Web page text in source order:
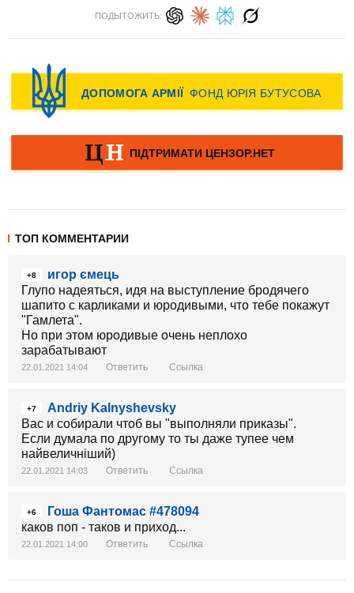
ПОДЫТОЖИТЬ:
ТОП КОММЕНТАРИИ
+8
игор ємець
Глупо надеяться, идя на выступление бродячего
шапито с карликами и юродивыми, что тебе покажут
"Гамлета".
Но при этом юродивые очень неплохо
зарабатывают
22.01.2021 14:04 Ответить Ссылка
+7
Andriy Kalnyshevsky
Вас и собирали чтоб вы "выполняли приказы".
Если думала по другому то ты даже тупее чем
найвеличніший)
22.01.2021 14:03 Ответить Ссылка
+6
Гоша Фантомас #478094
каков поп - таков и приход...
22.01.2021 14:00 Ответить Ссылка